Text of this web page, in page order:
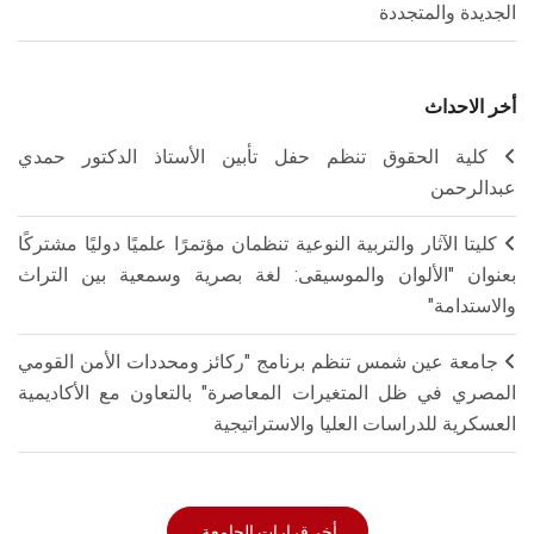
الجديدة والمتجددة
أخر الاحداث
كلية الحقوق تنظم حفل تأبين الأستاذ الدكتور حمدي
عبدالرحمن
كليتا الآثار والتربية النوعية تنظمان مؤتمرًا علميًا دوليًا مشتركًا
بعنوان "الألوان والموسيقى: لغة بصرية وسمعية بين التراث
والاستدامة"
جامعة عين شمس تنظم برنامج "ركائز ومحددات الأمن القومي
المصري في ظل المتغيرات المعاصرة" بالتعاون مع الأكاديمية
العسكرية للدراسات العليا والاستراتيجية